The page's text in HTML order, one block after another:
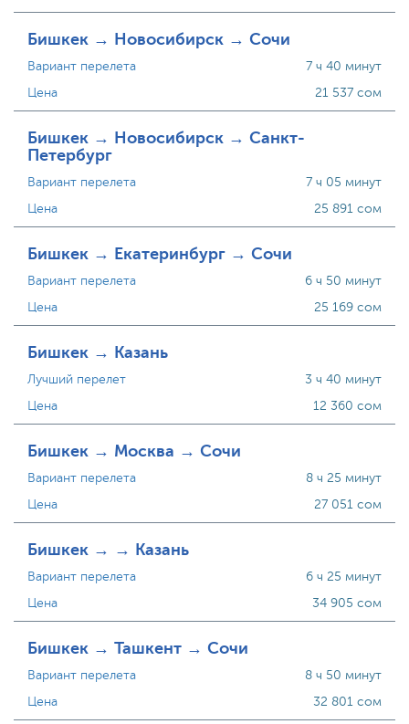
Бишкек → Новосибирск → Сочи
Вариант перелета
Цена
7 ч 40 минут
21 537 сом
Бишкек → Новосибирск → Санкт-
Петербург
Вариант перелета
Цена
7 ч 05 минут
25 891 сом
Бишкек → Екатеринбург → Сочи
Вариант перелета
Цена
6 ч 50 минут
25 169 сом
Бишкек → Казань
Лучший перелет
Цена
3 ч 40 минут
12 360 сом
Бишкек → Москва → Сочи
Вариант перелета
Цена
8 ч 25 минут
27 051 сом
Бишкек → → Казань
Вариант перелета
Цена
6 ч 25 минут
34 905 сом
Бишкек → Ташкент → Сочи
Вариант перелета
Цена
8 ч 50 минут
32 801 сом